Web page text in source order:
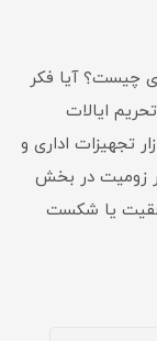
چیست؟ آیا فکر
ایالات
تجهیزات اداری و
زومیت در بخش
یا شکست